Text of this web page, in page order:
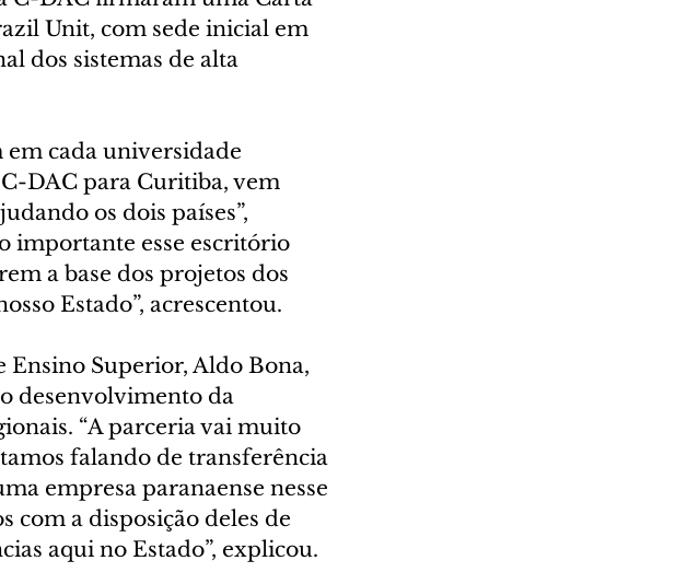
Unit, com sede inicial em
dos sistemas de alta
em cada universidade
DAC para Curitiba, vem
os dois países”,
importante esse escritório
a base dos projetos dos
Estado”, acrescentou.
Ensino Superior, Aldo Bona,
desenvolvimento da
“A parceria vai muito
falando de transferência
empresa paranaense nesse
com a disposição deles de
aqui no Estado”, explicou.